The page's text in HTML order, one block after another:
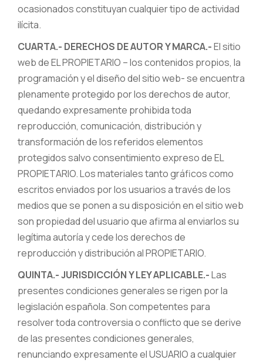
ocasionados constituyan cualquier tipo de actividad
ilícita.
CUARTA.- DERECHOS DE AUTOR Y MARCA.-El sitio
web de EL PROPIETARIO – los contenidos propios, la
programación y el diseño del sitio web- se encuentra
plenamente protegido por los derechos de autor,
quedando expresamente prohibida toda
reproducción, comunicación, distribución y
transformación de los referidos elementos
protegidos salvo consentimiento expreso de EL
PROPIETARIO. Los materiales tanto gráficos como
escritos enviados por los usuarios a través de los
medios que se ponen a su disposición en el sitio web
son propiedad del usuario que afirma al enviarlos su
legítima autoría y cede los derechos de
reproducción y distribución al PROPIETARIO.
QUINTA.- JURISDICCIÓN Y LEY APLICABLE.-Las
presentes condiciones generales se rigen por la
legislación española. Son competentes para
resolver toda controversia o conflicto que se derive
de las presentes condiciones generales,
renunciando expresamente el USUARIO a cualquier